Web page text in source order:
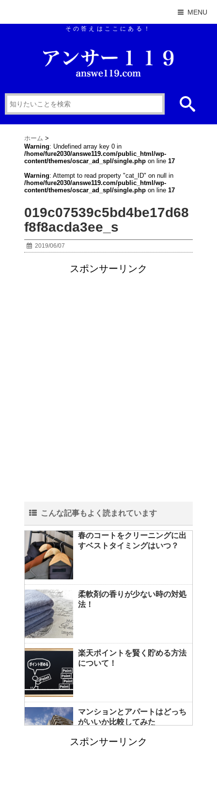
MENU
その答えはここにある！
ホーム >
Warning: Undefined array key 0 in
/home/fure2030/answe119.com/public_html/wp-
content/themes/oscar_ad_spl/single.php on line 17
Warning: Attempt to read property "cat_ID" on null in
/home/fure2030/answe119.com/public_html/wp-
content/themes/oscar_ad_spl/single.php on line 17
019c07539c5bd4be17d68
f8f8acda3ee_s
2019/06/07
スポンサーリンク
こんな記事もよく読まれています
春のコートをクリーニングに出
すベストタイミングはいつ？
柔軟剤の香りが少ない時の対処
法！
楽天ポイントを賢く貯める方法
について！
マンションとアパートはどっち
がいいか比較してみた
スポンサーリンク